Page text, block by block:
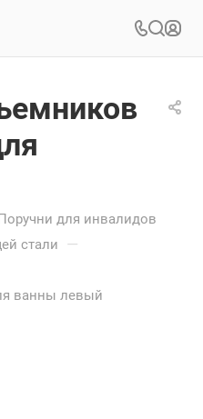
для инвалидов
стали —
ванны левый